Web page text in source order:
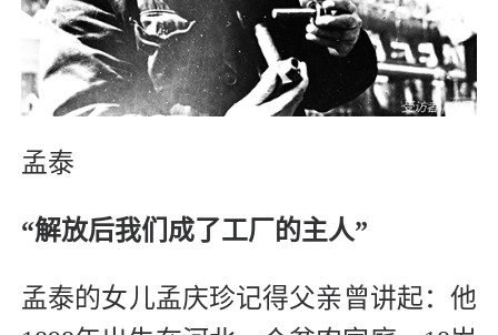
孟泰
“解放后我们成了工厂的主人”
孟泰的女儿孟庆珍记得父亲曾讲起：他